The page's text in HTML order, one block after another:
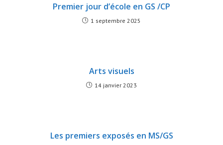
Premier jour d’école en GS /CP
1 septembre 2025
Arts visuels
14 janvier 2023
Les premiers exposés en MS/GS